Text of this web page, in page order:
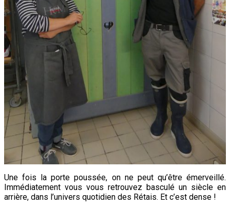
Une fois la porte poussée, on ne peut qu’être émerveillé.
Immédiatement vous vous retrouvez basculé un siècle en
arrière, dans l’univers quotidien des Rétais. Et c’est dense !